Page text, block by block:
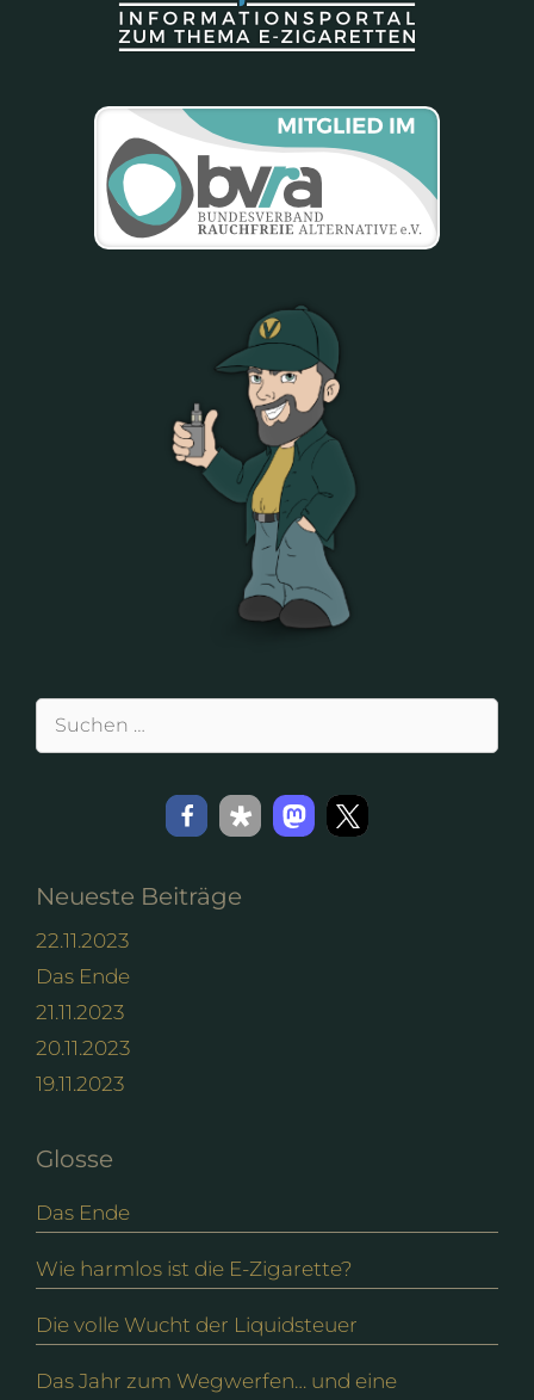
Suchen
Neueste Beiträge
22.11.2023
Das Ende
21.11.2023
20.11.2023
19.11.2023
Glosse
Das Ende
Wie harmlos ist die E-Zigarette?
Die volle Wucht der Liquidsteuer
Das Jahr zum Wegwerfen… und eine